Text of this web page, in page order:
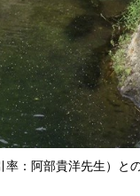
：阿部貴洋先生）と